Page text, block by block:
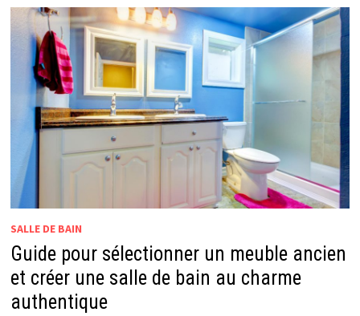
COMMENT
OPTIMISER
ESPACE
ET
CONVIVIALITÉ
SALLE DE BAIN
Guide pour sélectionner un meuble ancien
et créer une salle de bain au charme
authentique